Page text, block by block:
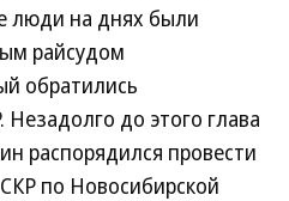
люди на днях были
райсудом
обратились
до этого глава
распорядился провести
по Новосибирской